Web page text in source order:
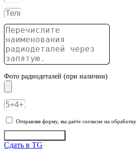
Фото радиодеталей (при наличии)
Отправляя форму, вы даёте согласие на
Сдать в TG